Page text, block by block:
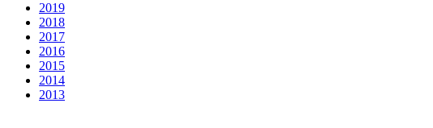
2019
2018
2017
2016
2015
2014
2013